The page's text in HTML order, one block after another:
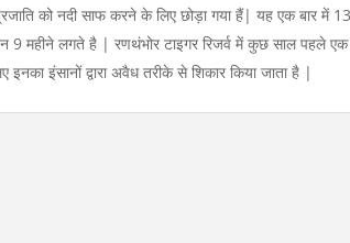
को नदी साफ करने के लिए छोड़ा गया हैं| यह एक बार में
लगते है | रणथंभोर टाइगर रिजर्व में कुछ साल पहले एक
इंसानों द्वारा अवैध तरीके से शिकार किया जाता है |